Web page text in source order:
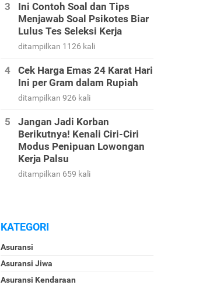
Ini Contoh Soal dan Tips
Menjawab Soal Psikotes Biar
Lulus Tes Seleksi Kerja
ditampilkan 1126 kali
Cek Harga Emas 24 Karat Hari
Ini per Gram dalam Rupiah
ditampilkan 926 kali
Jangan Jadi Korban
Berikutnya! Kenali Ciri-Ciri
Modus Penipuan Lowongan
Kerja Palsu
ditampilkan 659 kali
KATEGORI
Asuransi
Asuransi Jiwa
Asuransi Kendaraan